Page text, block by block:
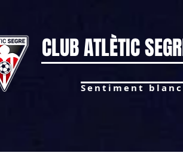
CLUB ATLÈTIC
Sentiment